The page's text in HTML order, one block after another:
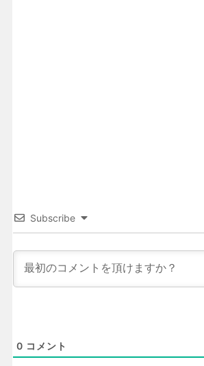
Subscribe
0 コメント